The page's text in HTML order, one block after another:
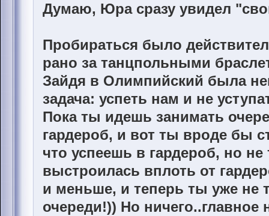
Думаю, Юра сразу увидел
Пробираться было
рано за танцпольными
Зайдя в Олимпийский была
задача: успеть нам и не
Пока ты идешь занимать
гардероб, и вот ты вроде бы
что успеешь в гардероб, но
выстроилась вплоть от
и меньше, и теперь ты уже не
очереди!)) Но ничего..главное